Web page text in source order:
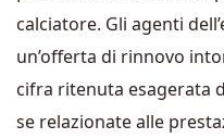
calciatore. Gli agenti
un’offerta di rinnovo
cifra ritenuta esagerata
se relazionate alle